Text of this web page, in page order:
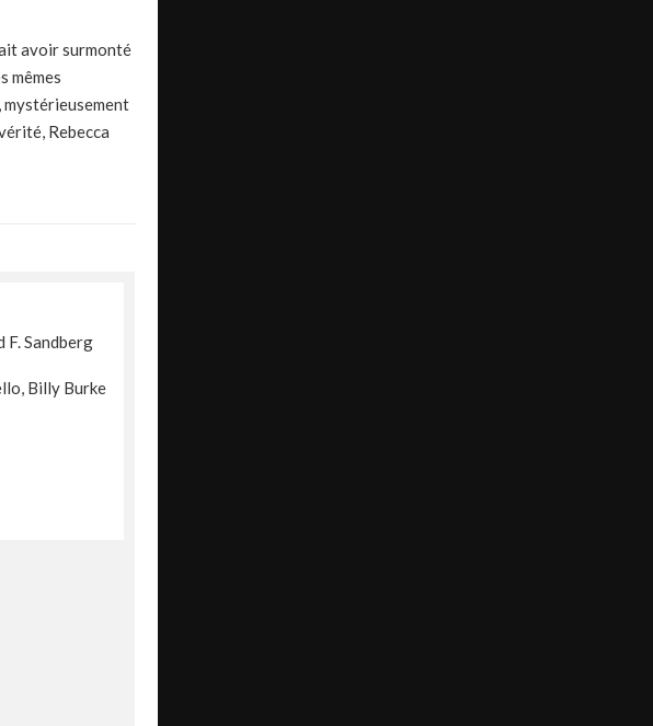
avoir surmonté
mêmes
Rebecca
F. Sandberg
, Billy Burke